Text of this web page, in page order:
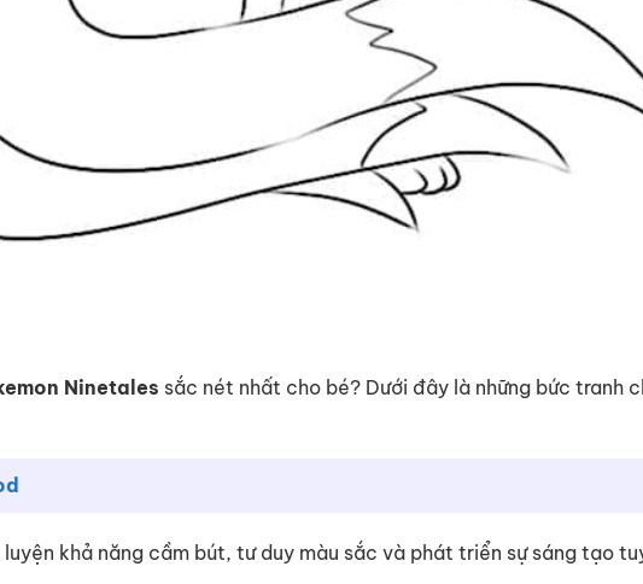
Ninetales sắc nét nhất cho bé? Dưới đây là những bức tranh
khả năng cầm bút, tư duy màu sắc và phát triển sự sáng tạo